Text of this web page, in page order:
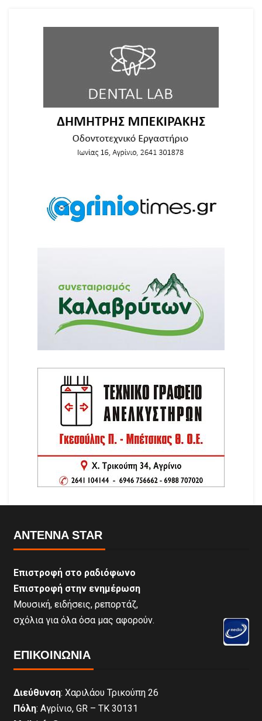
ANTENNA STAR
Επιστροφή στο ραδιόφωνο
Επιστροφή στην ενημέρωση
Μουσική, ειδήσεις, ρεπορτάζ,
σχόλια για όλα όσα μας αφορούν.
ΕΠΙΚΟΙΝΩΝΊΑ
Διεύθυνση: Χαριλάου Τρικούπη 26
Πόλη: Αγρίνιο, GR – ΤΚ 30131